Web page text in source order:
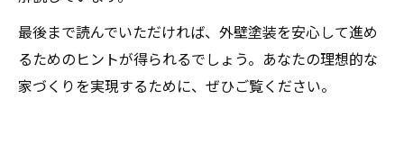
最後まで読んでいただければ、外壁塗装を安心して進め
るためのヒントが得られるでしょう。あなたの理想的な
家づくりを実現するために、ぜひご覧ください。